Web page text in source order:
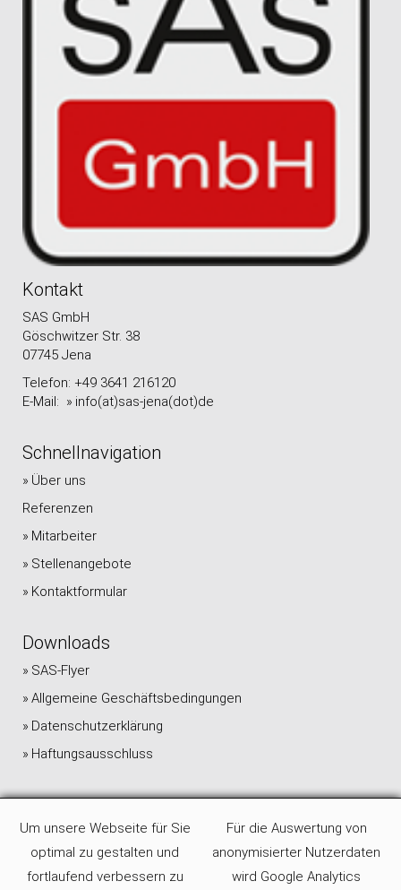
Kontakt
SAS GmbH
Göschwitzer Str. 38
07745 Jena
Telefon: +49 3641 216120
E-Mail:
info(at)sas-jena(dot)de
Schnellnavigation
Über uns
Referenzen
Mitarbeiter
Stellenangebote
Kontaktformular
Downloads
SAS-Flyer
Allgemeine Geschäftsbedingungen
Datenschutzerklärung
Haftungsausschluss
Um unsere Webseite für Sie
optimal zu gestalten und
fortlaufend verbessern zu
Für die Auswertung von
anonymisierter Nutzerdaten
wird Google Analytics